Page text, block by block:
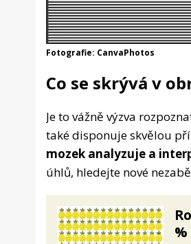
Fotografie: CanvaPhotos
Co se skrývá v
Je to vážně výzva
také disponuje skvělou
mozek analyzuje a
úhlů, hledejte nové